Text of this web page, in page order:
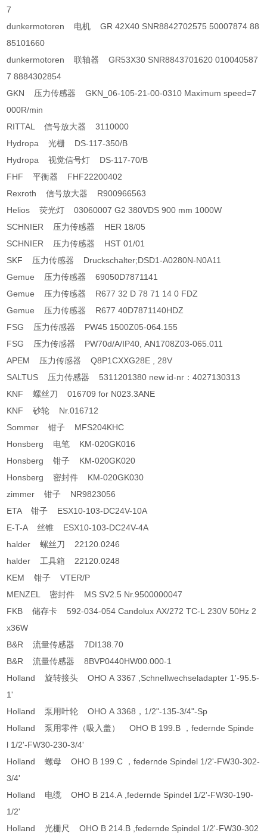
7
dunkermotoren 电机 GR 42X40 SNR8842702575 50007874 88
85101660
dunkermotoren 联轴器 GR53X30 SNR8843701620 010040587
7 8884302854
GKN 压力传感器 GKN_06-105-21-00-0310 Maximum speed=7
000R/min
RITTAL 信号放大器 3110000
Hydropa 光栅 DS-117-350/B
Hydropa 视觉信号灯 DS-117-70/B
FHF 平衡器 FHF22200402
Rexroth 信号放大器 R900966563
Helios 荧光灯 03060007 G2 380VDS 900 mm 1000W
SCHNIER 压力传感器 HER 18/05
SCHNIER 压力传感器 HST 01/01
SKF 压力传感器 Druckschalter;DSD1-A0280N-N0A11
Gemue 压力传感器 69050D7871141
Gemue 压力传感器 R677 32 D 78 71 14 0 FDZ
Gemue 压力传感器 R677 40D7871140HDZ
FSG 压力传感器 PW45 1500Z05-064.155
FSG 压力传感器 PW70d/A/IP40, AN1708Z03-065.011
APEM 压力传感器 Q8P1CXXG28E , 28V
SALTUS 压力传感器 5311201380 new id-nr：4027130313
KNF 螺丝刀 016709 for N023.3ANE
KNF 砂轮 Nr.016712
Sommer 钳子 MFS204KHC
Honsberg 电笔 KM-020GK016
Honsberg 钳子 KM-020GK020
Honsberg 密封件 KM-020GK030
zimmer 钳子 NR9823056
ETA 钳子 ESX10-103-DC24V-10A
E-T-A 丝锥 ESX10-103-DC24V-4A
halder 螺丝刀 22120.0246
halder 工具箱 22120.0248
KEM 钳子 VTER/P
MENZEL 密封件 MS SV2.5 Nr.9500000047
FKB 储存卡 592-034-054 Candolux AX/272 TC-L 230V 50Hz 2
x36W
B&R 流量传感器 7DI138.70
B&R 流量传感器 8BVP0440HW00.000-1
Holland 旋转接头 OHO A 3367 ,Schnellwechseladapter 1'-95.5-
1'
Holland 泵用叶轮 OHO A 3368，1/2"-135-3/4"-Sp
Holland 泵用零件（吸入盖） OHO B 199.B ，federnde Spinde
l 1/2'-FW30-230-3/4'
Holland 螺母 OHO B 199.C ，federnde Spindel 1/2'-FW30-302-
3/4'
Holland 电缆 OHO B 214.A ,federnde Spindel 1/2'-FW30-190-
1/2'
Holland 光栅尺 OHO B 214.B ,federnde Spindel 1/2'-FW30-302